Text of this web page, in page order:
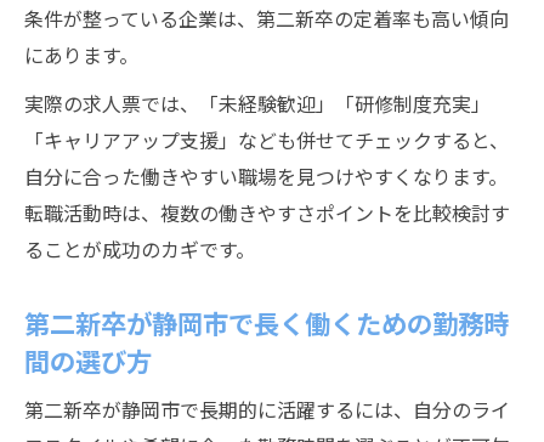
静岡市の第二新卒求人で未経験から成長で
静岡市における第二新卒の勤務環境と離職期間
を解説
第二新卒の静岡市勤務で気になる離職期間
の実態
とは
第二新卒が静岡市で働く際の勤務環境の変
静岡市で第二新卒が離職期間を有効活用す
条件が整っている企業は、第二新卒の定着率も高い傾向
にあります。
実際の求人票では、「未経験歓迎」「研修制度充実」
「キャリアアップ支援」なども併せてチェックすると、
自分に合った働きやすい職場を見つけやすくなります。
転職活動時は、複数の働きやすさポイントを比較検討す
ることが成功のカギです。
第二新卒が静岡市で長く働くための勤務時
間の選び方
第二新卒が静岡市で長期的に活躍するには、自分のライ